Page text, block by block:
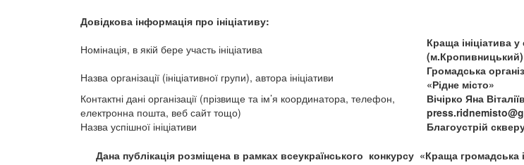
Довідкова інформація про ініціативу:
Номінація, в якій бере участь ініціатива
Краща ініціатива
(м.Кропивницький)
Назва організації (ініціативної групи), автора ініціативи
Громадська
«Рідне місто»
Контактні дані організації (прізвище та ім’я координатора, телефон,
електронна пошта, веб сайт тощо)
Вічірко Яна
Назва успішної ініціативи
Благоустрій
Дана публікація розміщена в рамках всеукраїнського конкурсу «Краща громадська